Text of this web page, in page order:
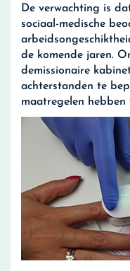
De verwachting is
sociaal-medische
de komende jaren.
demissionaire
achterstanden te
maatregelen